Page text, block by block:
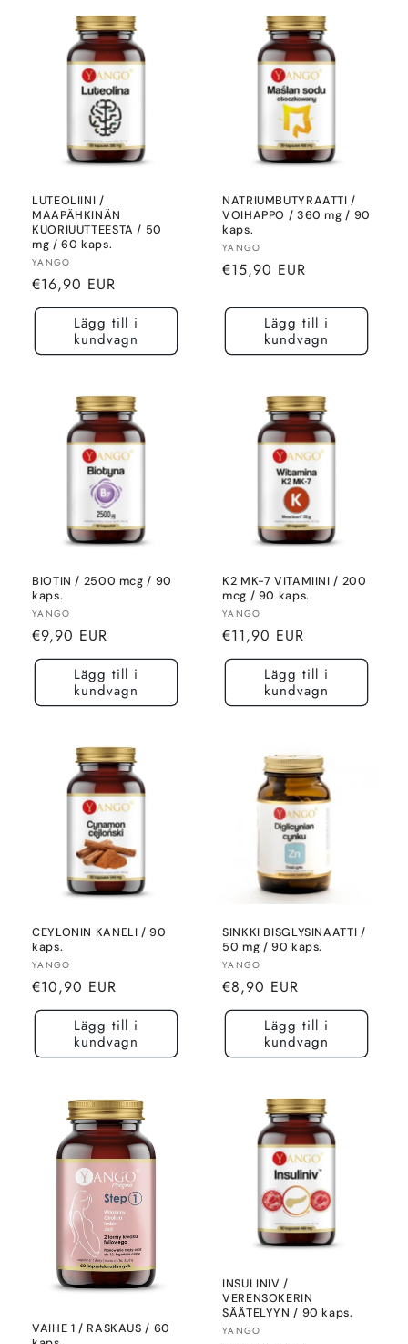
LUTEOLIINI /
MAAPÄHKINÄN
KUORIUUTTEESTA / 50
mg / 60 kaps.
Säljare:
YANGO
Normalt
pris
€16,90 EUR
Lägg till i
kundvagn
NATRIUMBUTYRAATTI /
VOIHAPPO / 360 mg / 90
kaps.
Säljare:
YANGO
Normalt
€15,90 EUR
Lägg till i
kundvagn
BIOTIN / 2500 mcg / 90
kaps.
Säljare:
YANGO
Normalt
pris
€9,90 EUR
Lägg till i
kundvagn
K2 MK-7 VITAMIINI / 200
mcg / 90 kaps.
Säljare:
YANGO
Normalt
pris
€11,90 EUR
Lägg till i
kundvagn
CEYLONIN KANELI / 90
kaps.
Säljare:
YANGO
Normalt
pris
€10,90 EUR
Lägg till i
kundvagn
SINKKI BISGLYSINAATTI /
50 mg / 90 kaps.
Säljare:
YANGO
Normalt
pris
€8,90 EUR
Lägg till i
kundvagn
VAIHE 1 / RASKAUS / 60
INSULINIV /
VERENSOKERIN
SÄÄTELYYN / 90 kaps.
Säljare:
YANGO